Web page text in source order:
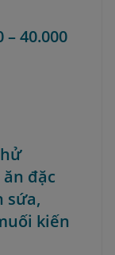
40.000
đặc
sứa,
kiến